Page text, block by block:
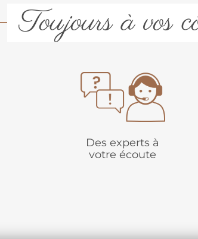
Toujours à vos
Des experts à
votre écoute